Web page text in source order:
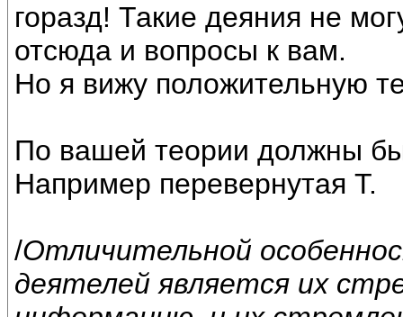
горазд! Такие деяния не
отсюда и вопросы к вам.
Но я вижу положительную
По вашей теории должны
Например перевернутая Т.
/Отличительной
деятелей является их